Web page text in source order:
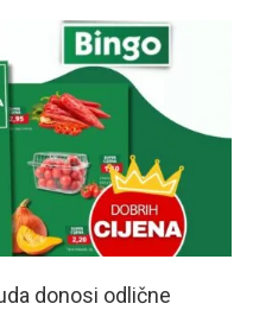
donosi odlične